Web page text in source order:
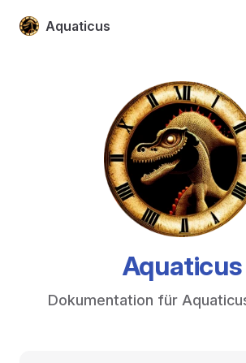
Skip to content
Aquaticus
Aquaticus
Dokumentation für